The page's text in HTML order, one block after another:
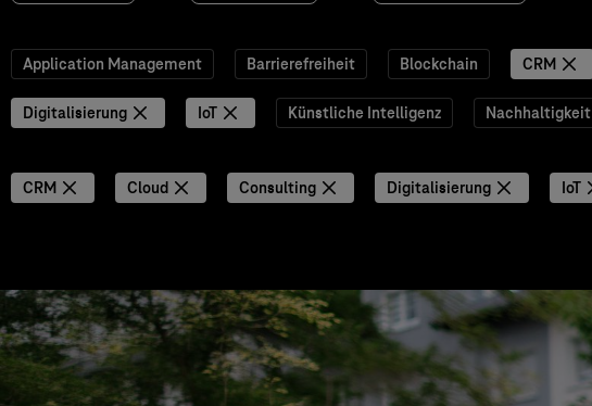
Application Management Barrierefreiheit Blockchain CRM
Digitalisierung IoT Künstliche Intelligenz Nachhaltigkeit
CRM Cloud Consulting Digitalisierung IoT